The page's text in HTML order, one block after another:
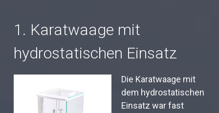
1. Karatwaage mit
hydrostatischen Einsatz
Die Karatwaage mit
dem hydrostatischen
Einsatz war fast